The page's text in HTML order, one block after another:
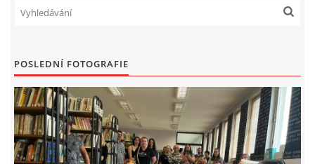
E-KNIHY DO KAŽDÉ KNIHOVNY
GRANTY A DOTACE
POSLEDNÍ FOTOGRAFIE